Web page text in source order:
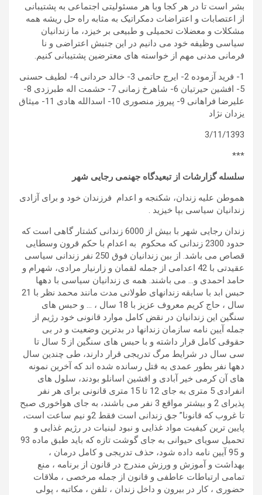
بشر است تا در هر کجا وبا هر مسئولیتی اجتماعی به پشتیبانی
از اعتصابات و اعتراضات دمکراتیک به مثابه راه حل ریشه همه
مشکلات و معضلات تحمیلی و طبیعی بر خیزد، ما زندانیان
سیاسی وظیفه خود می دانیم در این جنبش اعتراضی و نا
فرمانی مدنی مهم از خواسته های معترضین پشتیبانی کنیم.
1- فرید آزموده 2- ایرج حاتمی 3- خالد حردانی 4- لطیف حسنی
5- افشین حیرتیان 6- شاهرخ زمانی 7- حشمت اله طبرزدی 8-
علیرضا فراهانی 9- پیروز منصوری 10- اسدالله هادی 11- میثاق
یزدان نژاد
3/11/1393
***
سلسله گزارشات از تبعیدگاه جهنمی رجایی شهر
هموطن علیه زندان، شکنجه و اعدام فرزندان خود و برای آزادی
زندانیان سیاسی بپا خیزید .
زندان رجایی شهر با بیش از 6000 زندانی کشتار گاهی است که
حدود 2300 زندانی که محکوم به اعدام با حکم قرون وسطایی
قصاص می باشد. از بین زندانیان فوق 250 نفر زندانی سیاسی
عقیدتی با 42 اعدامی از جمله لقمان و زارنیار مرادی، شهرام و
حامد احمدی و… می باشند. همه ی زندانیان سیاسی با دهها
حبس ابد با سابقه زندانهای طولانی مدت مانند محمد نظر با 21
سال ، حاج کریم معروف عزیز با 18 سال ، … و حبس های
سنگین این زندانیان در نقض کامل موارد قانونی خود رژیم از
جمله آیین نامه سازمان زندانها در بدترین وضعیت و در بی
حقوقی کامل قرار داشته و با حبس های سنگین از 5 سال تا
سی سال در شرایط مرگ تدریجی قرار دارند، طی چندین سال
دهها نفر بطور عمدی به قتل رسانده شده اند که آخرین نمونه
های آن کرمی خیر آبادی و افشین اسانلو بودند، سلول های
انفرادی 5 متری به جای 12 تا 15 متری قانونی برای هر نفر
پذیرای 2 و بیشتر مواقع 3 نفر می باشند، به جای هواخوری صبح
تا غروب که قانونا” جق زندانی است فقط 2و نیم ساعت است،
پایین ترین کیفیت مواد غذایی و نبود لبنیات در رژیم غذایی و
تحمیل سویای حیوانی به جای گوشت تازه که باید طبق ماده 93
و 95 آیین نامه داده شود، حذف تدریجی و کامل درمان ،
بهداشت و آموزش و ورزش مندرج در قانون از برنامه ، منع
تمامی ارتباطات عاطفی و قانون از جمله مرخصی ، ملاقات
حضوری ، کار در بیرون و داخل زندان ، تلفن ، مکاتبه ، پولی